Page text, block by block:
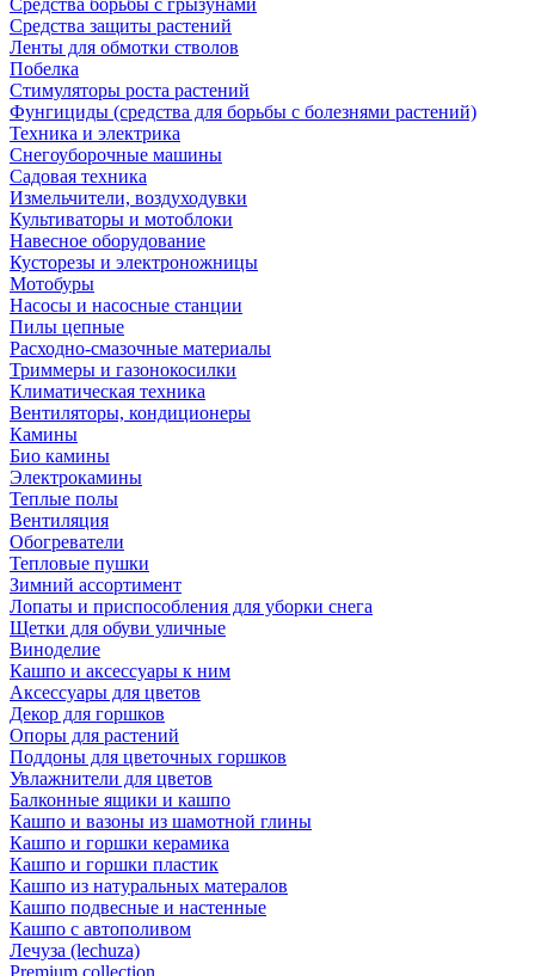
Средства борьбы с грызунами
Средства защиты растений
Ленты для обмотки стволов
Побелка
Стимуляторы роста растений
Фунгициды (средства для борьбы с болезнями растений)
Техника и электрика
Снегоуборочные машины
Садовая техника
Измельчители, воздуходувки
Культиваторы и мотоблоки
Навесное оборудование
Кусторезы и электроножницы
Мотобуры
Насосы и насосные станции
Пилы цепные
Расходно-смазочные материалы
Триммеры и газонокосилки
Климатическая техника
Вентиляторы, кондиционеры
Камины
Био камины
Электрокамины
Теплые полы
Вентиляция
Обогреватели
Тепловые пушки
Зимний ассортимент
Лопаты и приспособления для уборки снега
Щетки для обуви уличные
Виноделие
Кашпо и аксессуары к ним
Аксессуары для цветов
Декор для горшков
Опоры для растений
Поддоны для цветочных горшков
Увлажнители для цветов
Балконные ящики и кашпо
Кашпо и вазоны из шамотной глины
Кашпо и горшки керамика
Кашпо и горшки пластик
Кашпо из натуральных матералов
Кашпо подвесные и настенные
Кашпо с автополивом
Лечуза (lechuza)
Premium collection